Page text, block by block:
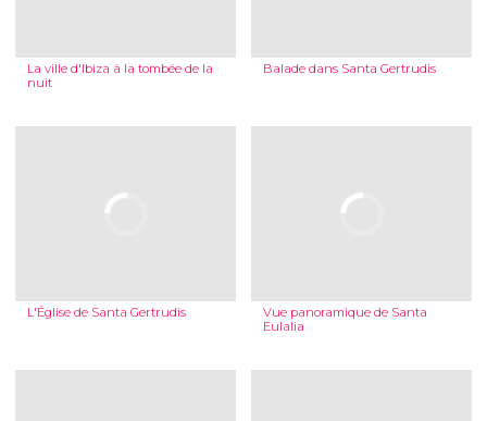
La ville d'Ibiza à la tombée de la
nuit
Balade dans Santa Gertrudis
L'Église de Santa Gertrudis
Vue panoramique de Santa
Eulalia